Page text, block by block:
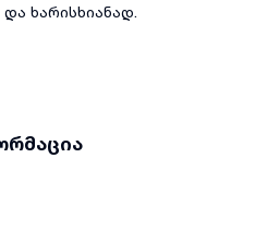
ხარისხიანად.